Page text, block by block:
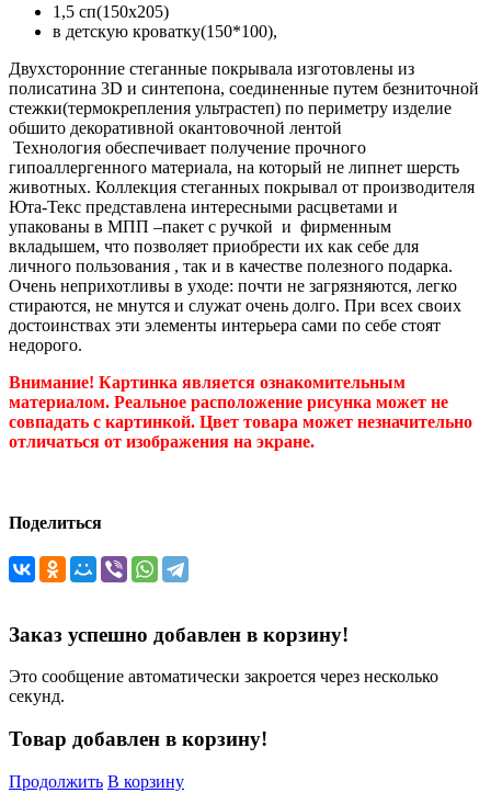
1,5 сп(150х205)
в детскую кроватку(150*100),
Двухсторонние стеганные покрывала изготовлены из
полисатина 3D и синтепона, соединенные путем безниточной
стежки(термокрепления ультрастеп) по периметру изделие
обшито декоративной окантовочной лентой
Технология обеспечивает получение прочного
гипоаллергенного материала, на который не липнет шерсть
животных. Коллекция стеганных покрывал от производителя
Юта-Текс представлена интересными расцветами и
упакованы в МПП –пакет с ручкой и фирменным
вкладышем, что позволяет приобрести их как себе для
личного пользования , так и в качестве полезного подарка.
Очень неприхотливы в уходе: почти не загрязняются, легко
стираются, не мнутся и служат очень долго. При всех своих
достоинствах эти элементы интерьера сами по себе стоят
недорого.
Внимание! Картинка является ознакомительным
материалом. Реальное расположение рисунка может не
совпадать с картинкой. Цвет товара может незначительно
отличаться от изображения на экране.
Поделиться
Заказ успешно добавлен в корзину!
Это сообщение автоматически закроется через несколько
секунд.
Товар добавлен в корзину!
Продолжить В корзину